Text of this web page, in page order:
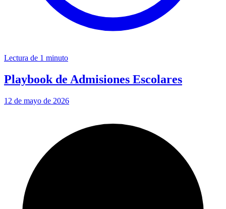
Lectura de 1 minuto
Playbook de Admisiones Escolares
12 de mayo de 2026